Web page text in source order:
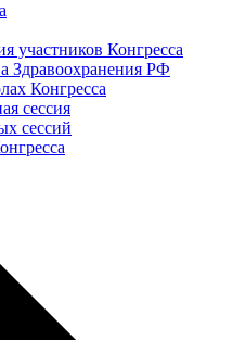
участников Конгресса
Здравоохранения РФ
Конгресса
сессия
сессий